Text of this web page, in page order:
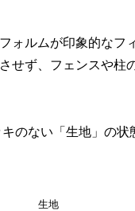
ォルムが印象的なフ
せず、フェンスや柱
のない「生地」の状
生地